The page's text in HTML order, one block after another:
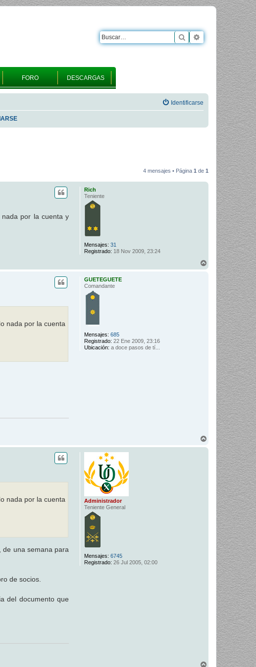
FORO DESCARGAS
Buscar Búsqueda
Identificarse
4 mensajes • Página 1 de 1
Rich
Teniente
Mensajes: 31
Registrado: 18 Nov 2009, 23:24
por la cuenta y
GUETEGUETE
Comandante
Mensajes: 685
Registrado: 22 Ene 2009, 23:16
Ubicación: a doce pasos de tí...
nada por la cuenta
Administrador
Teniente General
Mensajes: 6745
Registrado: 26 Jul 2005, 02:00
nada por la cuenta
de una semana para
de socios.
del documento que